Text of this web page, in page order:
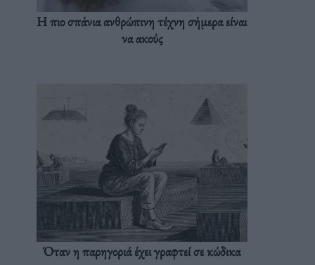
Η πιο σπάνια ανθρώπινη τέχνη σήμερα είναι
να ακούς
Όταν η παρηγοριά έχει γραφτεί σε κώδικα